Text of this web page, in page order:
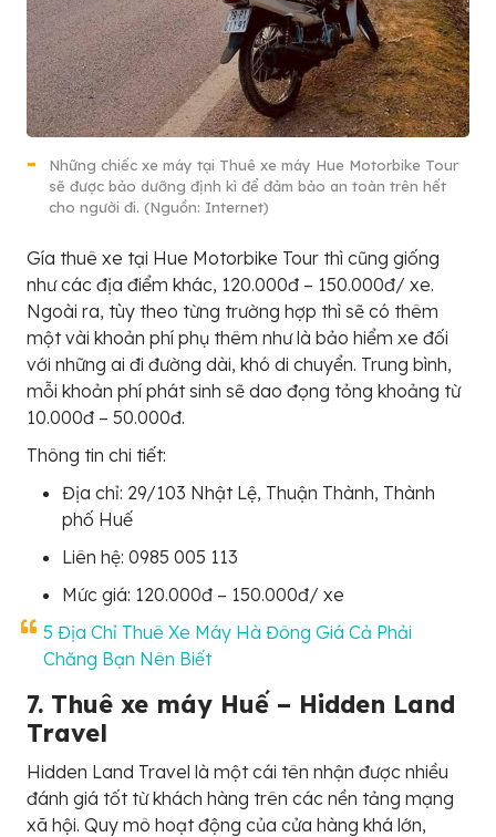
Những chiếc xe máy tại Thuê xe máy Hue Motorbike Tour
sẽ được bảo dưỡng định kì để đảm bảo an toàn trên hết
cho người đi. (Nguồn: Internet)
Gía thuê xe tại Hue Motorbike Tour thì cũng giống
như các địa điểm khác, 120.000đ – 150.000đ/ xe.
Ngoài ra, tùy theo từng trường hợp thì sẽ có thêm
một vài khoản phí phụ thêm như là bảo hiểm xe đối
với những ai đi đường dài, khó di chuyển. Trung bình,
mỗi khoản phí phát sinh sẽ dao đọng tỏng khoảng từ
10.000đ – 50.000đ.
Thông tin chi tiết:
Địa chỉ: 29/103 Nhật Lệ, Thuận Thành, Thành
phố Huế
Liên hệ: 0985 005 113
Mức giá: 120.000đ – 150.000đ/ xe
5 Địa Chỉ Thuê Xe Máy Hà Đông Giá Cả Phải
Chăng Bạn Nên Biết
7. Thuê xe máy Huế – Hidden Land
Travel
Hidden Land Travel là một cái tên nhận được nhiều
đánh giá tốt từ khách hàng trên các nền tảng mạng
xã hội. Quy mô hoạt động của cửa hàng khá lớn,